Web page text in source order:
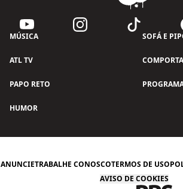
MÚSICA SOFÁ E
ATL TV
PAPO RETO
HUMOR
ANUNCIETRABALHE CONOSCOTERMOS DE USO
AVISO DE COOKIES